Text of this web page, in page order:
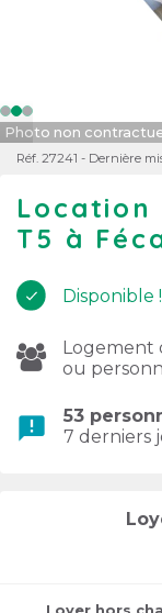
Photo non
Réf. 27241 - Dernière
Location
T5 à
Disponible !
Logement
ou
announcement 53
7 derniers